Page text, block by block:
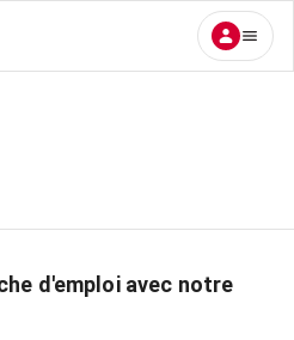
d'emploi avec notre